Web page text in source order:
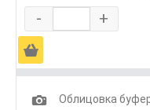
- +
Ä
1
Облицовка